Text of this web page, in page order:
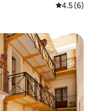
從 6 則評
4.5 (6)